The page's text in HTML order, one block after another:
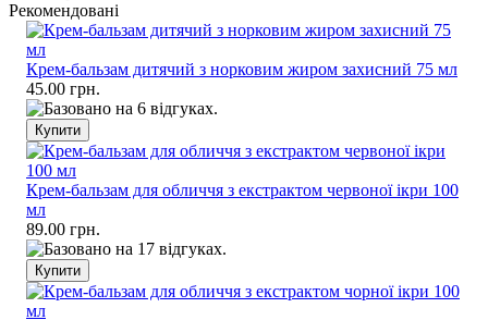
Рекомендовані
Крем-бальзам дитячий з норковим жиром захисний 75 мл
45.00 грн.
Крем-бальзам для обличчя з екстрактом червоної ікри 100
мл
89.00 грн.